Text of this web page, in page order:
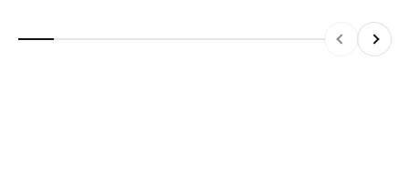
InapoiInainte